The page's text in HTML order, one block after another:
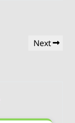
Next
Next